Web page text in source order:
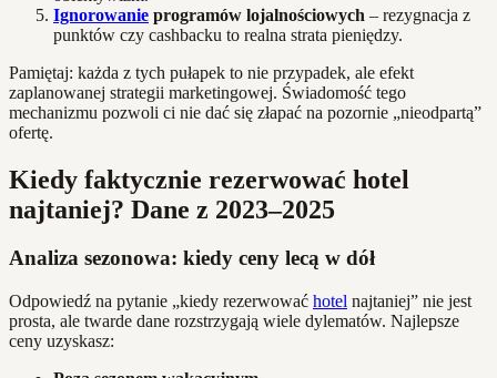
Ignorowanie programów lojalnościowych – rezygnacja z
punktów czy cashbacku to realna strata pieniędzy.
Pamiętaj: każda z tych pułapek to nie przypadek, ale efekt
zaplanowanej strategii marketingowej. Świadomość tego
mechanizmu pozwoli ci nie dać się złapać na pozornie „nieodpartą”
ofertę.
Kiedy faktycznie rezerwować hotel
najtaniej? Dane z 2023–2025
Analiza sezonowa: kiedy ceny lecą w dół
Odpowiedź na pytanie „kiedy rezerwować hotel najtaniej” nie jest
prosta, ale twarde dane rozstrzygają wiele dylematów. Najlepsze
ceny uzyskasz: